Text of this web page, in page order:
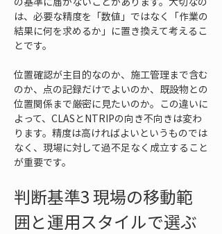
は、必要な精度を「数値」ではなく「作業の
結果に何を求めるか」に置き換えて考えるこ
とです。
位置確認が主目的なのか、施工管理まで含む
のか、点の記録だけでよいのか、既設物との
位置関係まで厳密に見たいのか。この違いに
よって、CLASとNTRIPの向き不向きは変わ
ります。精度は高ければよいというものでは
なく、現場に対して過不足なく成立すること
が重要です。
判断基準3 現場の移動範
囲と運用スタイルで選ぶ